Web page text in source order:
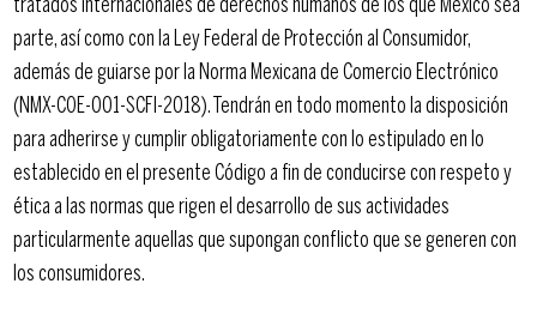
tratados internacionales de derechos humanos de los que México sea
parte, así como con la Ley Federal de Protección al Consumidor,
además de guiarse por la Norma Mexicana de Comercio Electrónico
(NMX-COE-001-SCFI-2018). Tendrán en todo momento la disposición
para adherirse y cumplir obligatoriamente con lo estipulado en lo
establecido en el presente Código a fin de conducirse con respeto y
ética a las normas que rigen el desarrollo de sus actividades
particularmente aquellas que supongan conflicto que se generen con
los consumidores.